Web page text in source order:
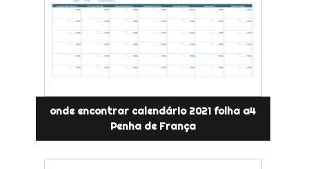
onde encontrar calendário 2021 folha a4
Penha de França